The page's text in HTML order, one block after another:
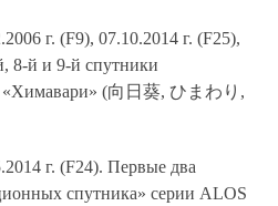
г. (F9), 07.10.2014 г. (F25),
8-й и 9-й спутники
«Химавари» (向日葵, ひまわり ,
г. (F24). Первые два
спутника» серии ALOS